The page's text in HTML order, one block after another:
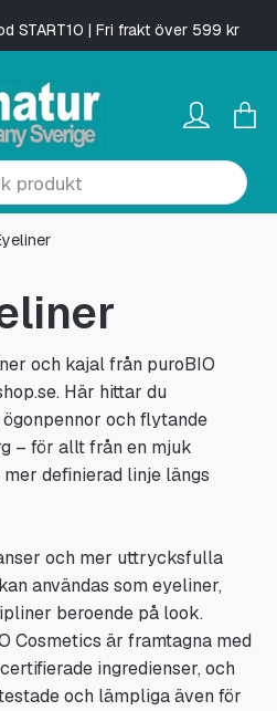
START10 | Fri frakt över 599 kr
och kajal från puroBIO
Här hittar du
och flytande
– för allt från en mjuk
definierad linje längs
och mer uttrycksfulla
användas som eyeliner,
beroende på look.
Cosmetics är framtagna med
ingredienser, och
och lämpliga även för